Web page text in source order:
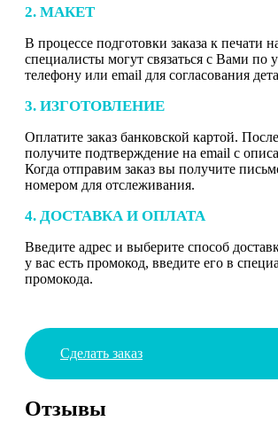
2. МАКЕТ
В процессе подготовки заказа к печати
специалисты могут связаться с Вами по
телефону или email для согласования
3. ИЗГОТОВЛЕНИЕ
Оплатите заказ банковской картой.
получите подтверждение на email с
Когда отправим заказ вы получите
номером для отслеживания.
4. ДОСТАВКА И ОПЛАТА
Введите адрес и выберите способ
у вас есть промокод, введите его в
промокода.
Сделать заказ
Отзывы